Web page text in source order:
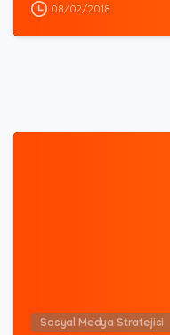
08/02/2018
Sosyal Medya Stratejisi